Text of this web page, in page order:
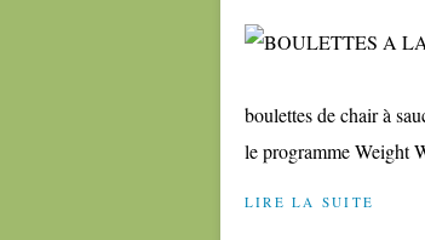
boulettes de chair à
le programme Weight
LIRE LA SUITE